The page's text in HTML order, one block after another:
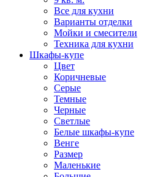
Все для кухни
Варианты отделки
Мойки и смесители
Техника для кухни
Шкафы-купе
Цвет
Коричневые
Серые
Темные
Черные
Светлые
Белые шкафы-купе
Венге
Размер
Маленькие